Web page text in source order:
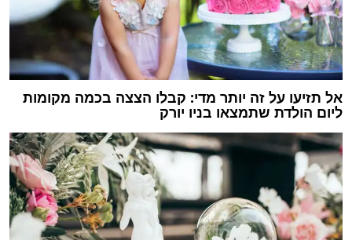
אל תזיעו על זה יותר מדי: קבלו הצצה בכמה מקומות
ליום הולדת שתמצאו בניו יורק